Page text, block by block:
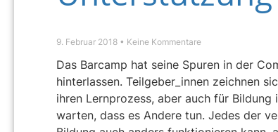
9. Februar 2018 Keine Kommentare
Das Barcamp hat seine Spuren in der
hinterlassen. Teilgeber_innen zeichnen
ihren Lernprozess, aber auch für
warten, dass es Andere tun. Jedes der